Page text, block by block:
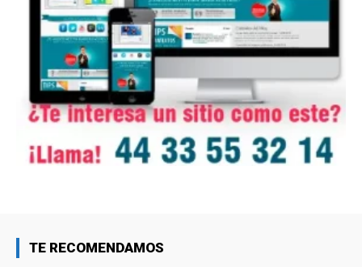
TE RECOMENDAMOS